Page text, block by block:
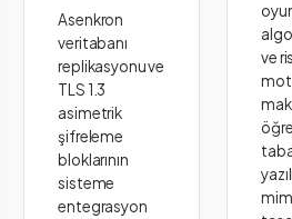
Asenkron
veritabanı
replikasyonu ve
TLS 1.3
asimetrik
şifreleme
bloklarının
sisteme
entegrasyon
ve